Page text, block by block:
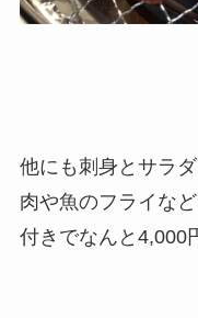
他にも刺身とサラ
肉や魚のフライな
付きでなんと4,000